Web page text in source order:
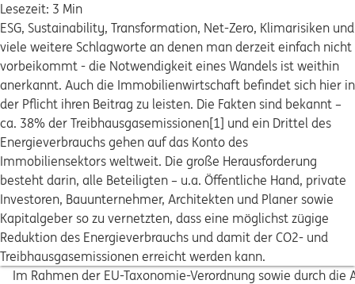
Lesezeit: 3 Min
ESG, Sustainability, Transformation, Net-Zero, Klimarisiken und
viele weitere Schlagworte an denen man derzeit einfach nicht
vorbeikommt - die Notwendigkeit eines Wandels ist weithin
anerkannt. Auch die Immobilienwirtschaft befindet sich hier in
der Pflicht ihren Beitrag zu leisten. Die Fakten sind bekannt –
ca. 38% der Treibhausgasemissionen[1] und ein Drittel des
Energieverbrauchs gehen auf das Konto des
Immobiliensektors weltweit. Die große Herausforderung
besteht darin, alle Beteiligten – u.a. Öffentliche Hand, private
Investoren, Bauunternehmer, Architekten und Planer sowie
Kapitalgeber so zu vernetzten, dass eine möglichst zügige
Reduktion des Energieverbrauchs und damit der CO2- und
Treibhausgasemissionen erreicht werden kann.
Im Rahmen der EU-Taxonomie-Verordnung sowie durch